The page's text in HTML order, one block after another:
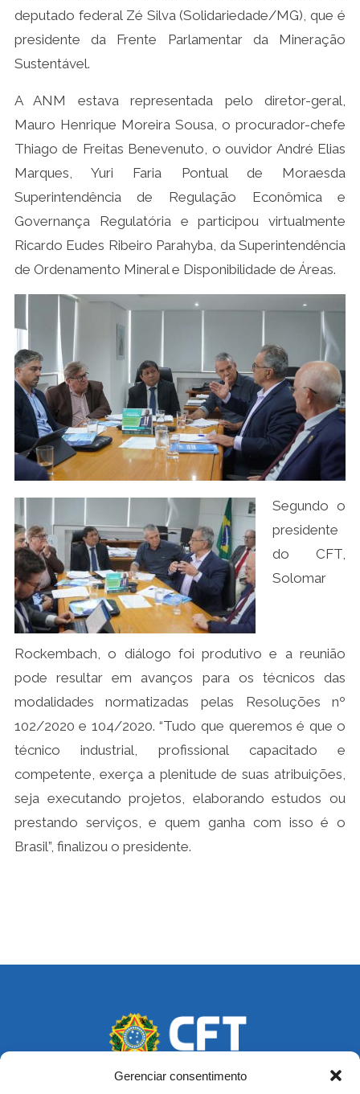
Gerenciar consentimento
deputado federal Zé Silva (Solidariedade/MG), que é
presidente da Frente Parlamentar da Mineração
Sustentável.
A ANM estava representada pelo diretor-geral,
Mauro Henrique Moreira Sousa, o procurador-chefe
Thiago de Freitas Benevenuto, o ouvidor André Elias
Marques, Yuri Faria Pontual de Moraesda
Superintendência de Regulação Econômica e
Governança Regulatória e participou virtualmente
Ricardo Eudes Ribeiro Parahyba, da Superintendência
de Ordenamento Mineral e Disponibilidade de Áreas.
Segundo o
presidente
do CFT,
Solomar
Rockembach, o diálogo foi produtivo e a reunião
pode resultar em avanços para os técnicos das
modalidades normatizadas pelas Resoluções nº
102/2020 e 104/2020. “Tudo que queremos é que o
técnico industrial, profissional capacitado e
competente, exerça a plenitude de suas atribuições,
seja executando projetos, elaborando estudos ou
prestando serviços, e quem ganha com isso é o
Brasil”, finalizou o presidente.